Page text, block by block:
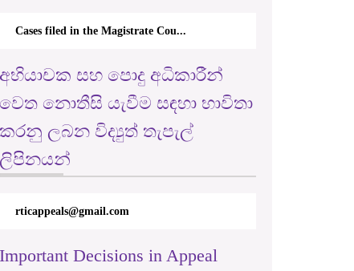
කිරීම මගින් පොදු අධිකාරි වල විනිවිදභාවය සහ වගකීම
දැනගැනීමේ අයිතිවාසිකම පිළිබඳ පනත
Cases filed in the Magistrate Cou...
අභියාචක සහ පොදු අධිකාරීන්
වෙත නොතීසි යැවීම සඳහා භාවිතා
කරනු ලබන විද්‍යුත් තැපැල්
ලිපිනයන්
rticappeals@gmail.com
Important Decisions in Appeal